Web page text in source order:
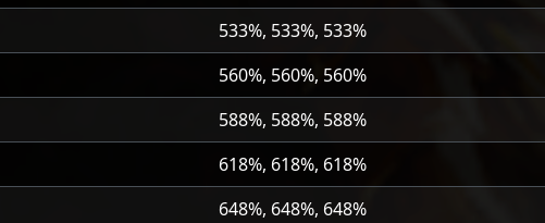
533%, 533%, 533%
560%, 560%, 560%
588%, 588%, 588%
618%, 618%, 618%
648%, 648%, 648%